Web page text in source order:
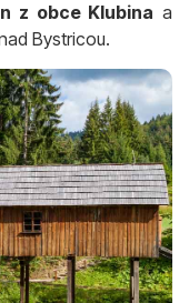
z obce Klubina a
Bystricou.